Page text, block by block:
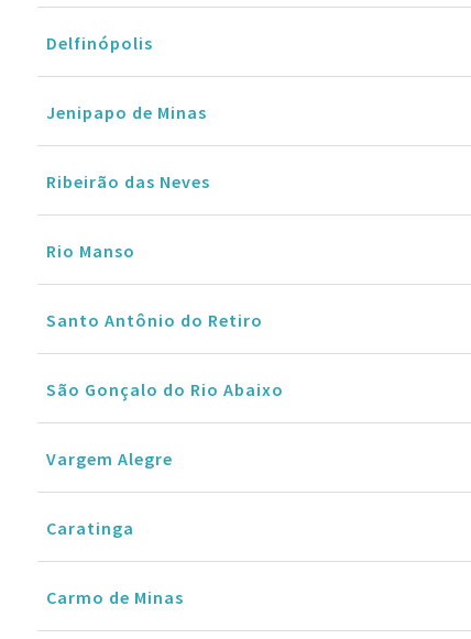
Delfinópolis
Jenipapo de Minas
Ribeirão das Neves
Rio Manso
Santo Antônio do Retiro
São Gonçalo do Rio Abaixo
Vargem Alegre
Caratinga
Carmo de Minas